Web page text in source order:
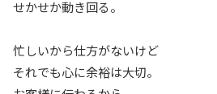
せかせか動き回る。
忙しいから仕方がないけど
それでも心に余裕は大切。